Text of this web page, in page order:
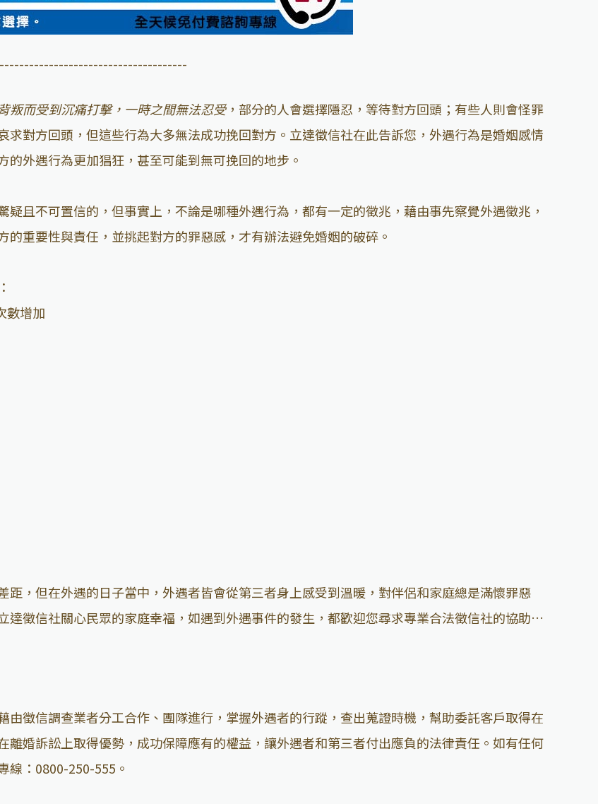
叛而受到沉痛打擊，一時之間無法忍受，部分的人會選擇隱忍，等待對方回頭；有些人則會怪罪
對方回頭，但這些行為大多無法成功挽回對方。立達徵信社在此告訴您，外遇行為是婚姻感情
外遇行為更加猖狂，甚至可能到無可挽回的地步。
且不可置信的，但事實上，不論是哪種外遇行為，都有一定的徵兆，藉由事先察覺外遇徵兆，
重要性與責任，並挑起對方的罪惡感，才有辦法避免婚姻的破碎。
數增加
距，但在外遇的日子當中，外遇者皆會從第三者身上感受到溫暖，對伴侶和家庭總是滿懷罪惡
達徵信社關心民眾的家庭幸福，如遇到外遇事件的發生，都歡迎您尋求專業合法徵信社的協助…
徵信調查業者分工合作、團隊進行，掌握外遇者的行蹤，查出蒐證時機，幫助委託客戶取得在
離婚訴訟上取得優勢，成功保障應有的權益，讓外遇者和第三者付出應負的法律責任。如有任何
線：0800-250-555。